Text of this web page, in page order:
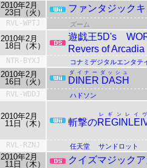
2010年2月
23日（火）
ファンタジック
RVL-WPTJ ズーム
2010年2月
18日（木）
遊戯王5D's
Revers of Arcadia
NTR-BYXJ
コナミデジタルエンタテ
2010年2月
16日（火）
DINER DASH
ダイナーダッシュ
RVL-WDDJ ハドソン
2010年2月
11日（木）
斬撃の
レギンレイヴ
RVL-RZNJ
任天堂 サンドロット
2010年2月
11日（木）
クイズマジック